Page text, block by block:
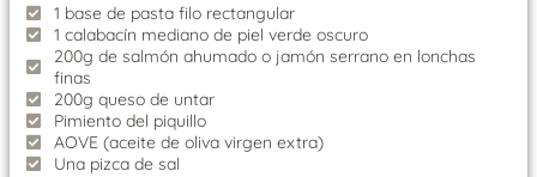
1 base de pasta filo rectangular
1 calabacín mediano de piel verde oscuro
200g de salmón ahumado o jamón serrano en lonchas
finas
200g queso de untar
Pimiento del piquillo
AOVE (aceite de oliva virgen extra)
Una pizca de sal